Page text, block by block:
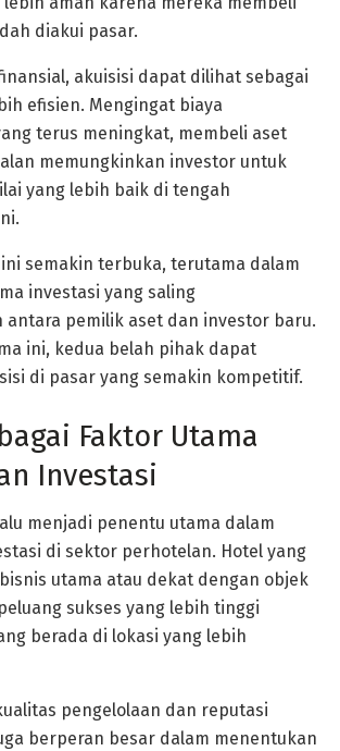
diakui pasar.
akuisisi dapat dilihat sebagai
efisien. Mengingat biaya
terus meningkat, membeli aset
memungkinkan investor untuk
yang lebih baik di tengah
semakin terbuka, terutama dalam
investasi yang saling
antara pemilik aset dan investor baru.
ini, kedua belah pihak dapat
di pasar yang semakin kompetitif.
Faktor Utama
Investasi
menjadi penentu utama dalam
di sektor perhotelan. Hotel yang
utama atau dekat dengan objek
sukses yang lebih tinggi
berada di lokasi yang lebih
pengelolaan dan reputasi
berperan besar dalam menentukan